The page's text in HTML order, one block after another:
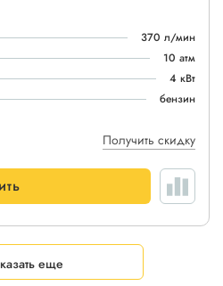
370 л/мин
10 атм
4 кВт
бензин
Получить скидку
еще